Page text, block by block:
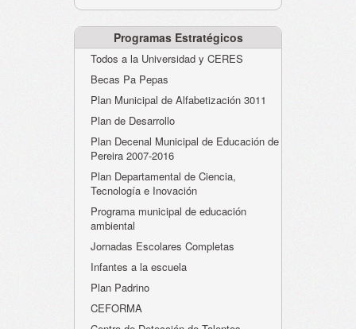
Humano-Cesantías
Programas Estratégicos
Todos a la Universidad y CERES
Becas Pa Pepas
Plan Municipal de Alfabetización 3011
Plan de Desarrollo
Plan Decenal Municipal de Educación de
Pereira 2007-2016
Plan Departamental de Ciencia,
Tecnología e Inovación
Programa municipal de educación
ambiental
Jornadas Escolares Completas
Infantes a la escuela
Plan Padrino
CEFORMA